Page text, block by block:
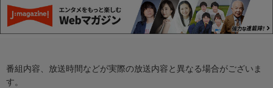
番組内容、放送時間などが実際の放送内容と異なる場合がございま
す。